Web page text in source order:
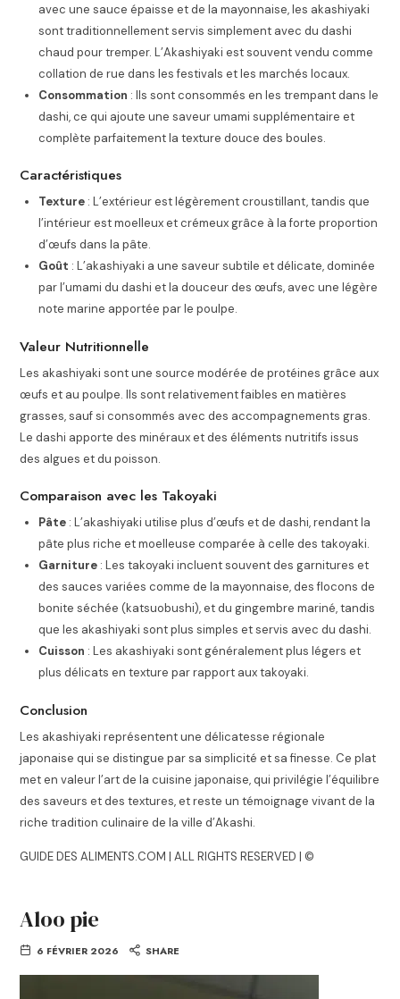
avec une sauce épaisse et de la mayonnaise, les akashiyaki
sont traditionnellement servis simplement avec du dashi
chaud pour tremper. L’Akashiyaki est souvent vendu comme
collation de rue dans les festivals et les marchés locaux.
Consommation : Ils sont consommés en les trempant dans le
dashi, ce qui ajoute une saveur umami supplémentaire et
complète parfaitement la texture douce des boules.
Caractéristiques
Texture : L’extérieur est légèrement croustillant, tandis que
l’intérieur est moelleux et crémeux grâce à la forte proportion
d’œufs dans la pâte.
Goût : L’akashiyaki a une saveur subtile et délicate, dominée
par l’umami du dashi et la douceur des œufs, avec une légère
note marine apportée par le poulpe.
Valeur Nutritionnelle
Les akashiyaki sont une source modérée de protéines grâce aux
œufs et au poulpe. Ils sont relativement faibles en matières
grasses, sauf si consommés avec des accompagnements gras.
Le dashi apporte des minéraux et des éléments nutritifs issus
des algues et du poisson.
Comparaison avec les Takoyaki
Pâte : L’akashiyaki utilise plus d’œufs et de dashi, rendant la
pâte plus riche et moelleuse comparée à celle des takoyaki.
Garniture : Les takoyaki incluent souvent des garnitures et
des sauces variées comme de la mayonnaise, des flocons de
bonite séchée (katsuobushi), et du gingembre mariné, tandis
que les akashiyaki sont plus simples et servis avec du dashi.
Cuisson : Les akashiyaki sont généralement plus légers et
plus délicats en texture par rapport aux takoyaki.
Conclusion
Les akashiyaki représentent une délicatesse régionale
japonaise qui se distingue par sa simplicité et sa finesse. Ce plat
met en valeur l’art de la cuisine japonaise, qui privilégie l’équilibre
des saveurs et des textures, et reste un témoignage vivant de la
riche tradition culinaire de la ville d’Akashi.
GUIDE DES ALIMENTS.COM | ALL RIGHTS RESERVED | ©
Aloo pie
6 FÉVRIER 2026 SHARE